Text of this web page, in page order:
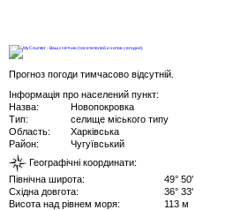
Прогноз погоди тимчасово відсутній.
Інформація про населений пункт:
Назва:
Новопокровка
Тип:
селище міського типу
Область:
Харківська
Район:
Чугуївський
Географічні координати:
Північна широта:
49° 50'
Східна довгота:
36° 33'
Висота над рівнем моря:
113 м